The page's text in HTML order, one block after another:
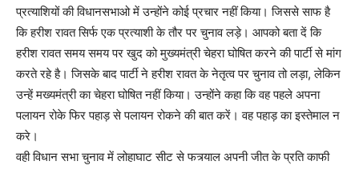
प्रत्याशियों की विधानसभाओ में उन्होंने कोई प्रचार नहीं किया। जिससे साफ है
कि हरीश रावत सिर्फ एक प्रत्याशी के तौर पर चुनाव लड़े। आपको बता दें कि
हरीश रावत समय समय पर खुद को मुख्यमंत्री चेहरा घोषित करने की पार्टी से मांग
करते रहे है। जिसके बाद पार्टी ने हरीश रावत के नेतृत्व पर चुनाव तो लड़ा, लेकिन
उन्हें मख्यमंत्री का चेहरा घोषित नहीं किया। उन्होंने कहा कि वह पहले अपना
पलायन रोके फिर पहाड़ से पलायन रोकने की बात करें। वह पहाड़ का इस्तेमाल न
करे।
वही विधान सभा चुनाव में लोहाघाट सीट से फत्र्याल अपनी जीत के प्रति काफी